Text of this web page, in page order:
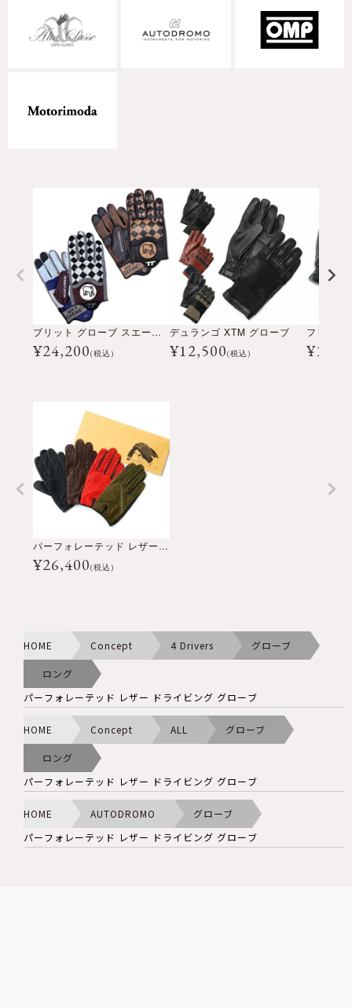
ブリット グローブ スエード-ティップド
¥24,200(税込)
デュランゴ XTM グローブ
¥12,500(税込) ¥
パーフォレーテッド レザー ドライビング グローブ
¥26,400(税込)
HOME Concept 4 Drivers グローブ
ロング
パーフォレーテッド レザー ドライビング グローブ
HOME Concept ALL グローブ
ロング
パーフォレーテッド レザー ドライビング グローブ
HOME AUTODROMO
グローブ
パーフォレーテッド レザー ドライビング グローブ